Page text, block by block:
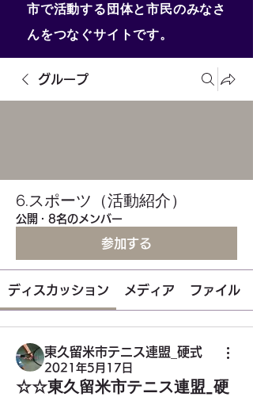
市で活動する団体と市民のみなさ
んをつなぐサイトです。
グループ
6.スポーツ（活動紹介）
公開 · 8名のメンバー
参加する
ディスカッション メディア ファイル
東久留米市テニス連盟_硬式
2021年5月17日
☆☆東久留米市テニス連盟_硬